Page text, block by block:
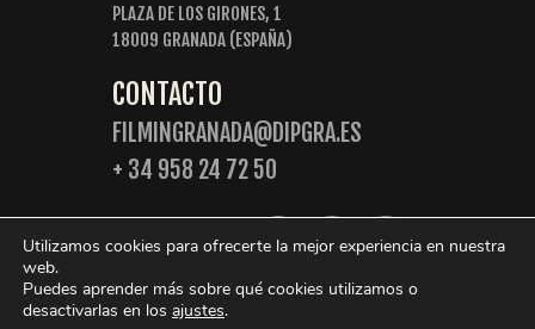
PLAZA DE LOS GIRONES, 1
18009 GRANADA (ESPAÑA)
CONTACTO
FILMINGRANADA@DIPGRA.ES
+ 34 958 24 72 50
SIGUENOS:
Utilizamos cookies para ofrecerte la mejor experiencia en nuestra
web.
Puedes aprender más sobre qué cookies utilizamos o
desactivarlas en los ajustes.